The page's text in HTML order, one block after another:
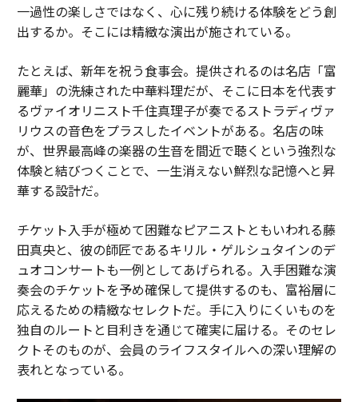
一過性の楽しさではなく、心に残り続ける体験をどう創
出するか。そこには精緻な演出が施されている。
たとえば、新年を祝う食事会。提供されるのは名店「富
麗華」の洗練された中華料理だが、そこに日本を代表す
るヴァイオリニスト千住真理子が奏でるストラディヴァ
リウスの音色をプラスしたイベントがある。名店の味
が、世界最高峰の楽器の生音を間近で聴くという強烈な
体験と結びつくことで、一生消えない鮮烈な記憶へと昇
華する設計だ。
チケット入手が極めて困難なピアニストともいわれる藤
田真央と、彼の師匠であるキリル・ゲルシュタインのデ
ュオコンサートも一例としてあげられる。入手困難な演
奏会のチケットを予め確保して提供するのも、富裕層に
応えるための精緻なセレクトだ。手に入りにくいものを
独自のルートと目利きを通じて確実に届ける。そのセレ
クトそのものが、会員のライフスタイルへの深い理解の
表れとなっている。